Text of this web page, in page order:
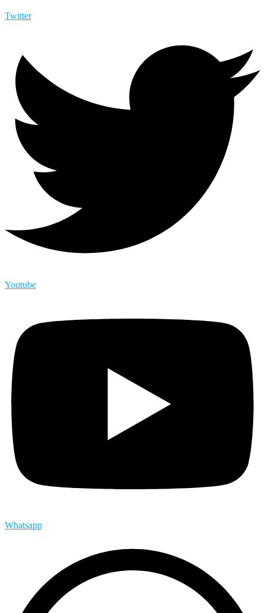
Twitter
Youtube
Whatsapp